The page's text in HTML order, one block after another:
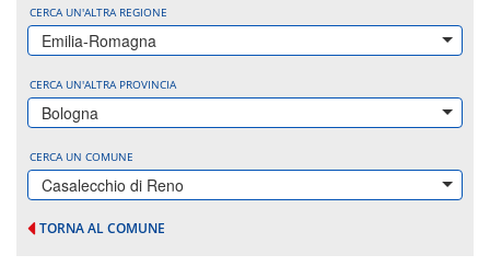
CERCA UN'ALTRA REGIONE
Emilia-Romagna
CERCA UN'ALTRA PROVINCIA
Bologna
CERCA UN COMUNE
Casalecchio di Reno
TORNA AL COMUNE